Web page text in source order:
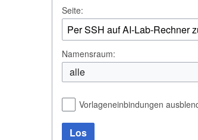
Seite:
Namensraum:
alle
Vorlageneinbindungen
Los